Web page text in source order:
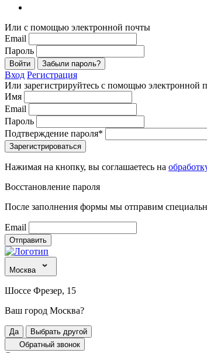
Или с помощью электронной почты
Email
Пароль
Войти Забыли пароль?
Вход Регистрация
Или зарегистрируйтесь с помощью электронной
Имя
Email
Пароль
Подтверждение пароля*
Зарегистрироваться
Нажимая на кнопку, вы соглашаетесь на
Восстановление пароля
После заполнения формы мы отправим
Email
Отправить
Москва
Шоссе Фрезер, 15
Ваш город Москва?
Да
Выбрать другой
Обратный звонок